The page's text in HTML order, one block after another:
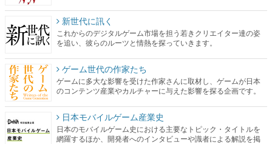
新世代に訊く
これからのデジタルゲーム市場を担う若きクリエイター達の姿
を追い、彼らのルーツと情熱を探っていきます。
ゲーム世代の作家たち
ゲームに多大な影響を受けた作家さんに取材し、ゲームが日本
のコンテンツ産業やカルチャーに与えた影響を探る企画です。
日本モバイルゲーム産業史
日本のモバイルゲーム史における主要なトピック・タイトルを
網羅するほか、開発者へのインタビューや識者による解説を掲